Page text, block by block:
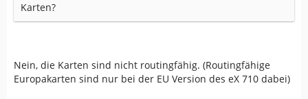
Karten?
Nein, die Karten sind nicht routingfähig. (Routingfähige
Europakarten sind nur bei der EU Version des eX 710 dabei)